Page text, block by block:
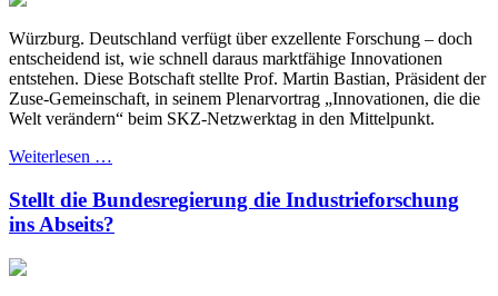
Würzburg. Deutschland verfügt über exzellente Forschung – doch
entscheidend ist, wie schnell daraus marktfähige Innovationen
entstehen. Diese Botschaft stellte Prof. Martin Bastian, Präsident der
Zuse-Gemeinschaft, in seinem Plenarvortrag „Innovationen, die die
Welt verändern“ beim SKZ-Netzwerktag in den Mittelpunkt.
Weiterlesen …
Stellt die Bundesregierung die Industrieforschung
ins Abseits?